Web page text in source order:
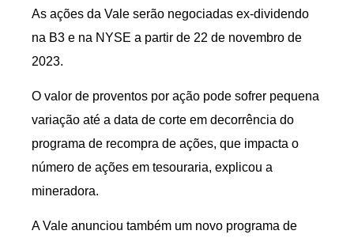
As ações da Vale serão negociadas ex-dividendo
na B3 e na NYSE a partir de 22 de novembro de
2023.
O valor de proventos por ação pode sofrer pequena
variação até a data de corte em decorrência do
programa de recompra de ações, que impacta o
número de ações em tesouraria, explicou a
mineradora.
A Vale anunciou também um novo programa de